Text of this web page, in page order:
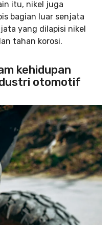
itu, nikel juga
bagian luar senjata
yang dilapisi nikel
tahan korosi.
kehidupan
otomotif